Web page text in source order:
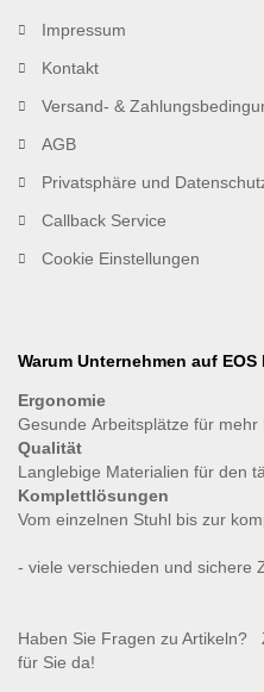
Impressum
Kontakt
Versand- &
AGB
Privatsphäre und
Callback Service
Cookie Einstellungen
Warum Unternehmen auf
Ergonomie
Gesunde Arbeitsplätze für mehr
Qualität
Langlebige Materialien für den
Komplettlösungen
Vom einzelnen Stuhl bis zur
- viele verschieden und sichere
Haben Sie Fragen zu Artikeln?
für Sie da!